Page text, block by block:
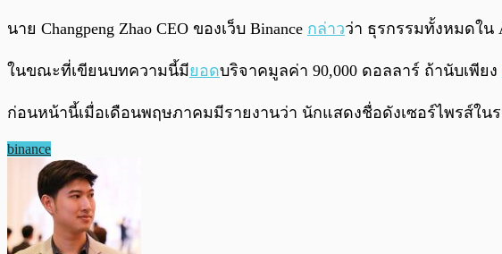
นาย Changpeng Zhao CEO ของเว็บ Binance กล่าวว่า ธุรกรรมทั้งหมดใน
ในขณะที่เขียนบทความนี้มียอดบริจาคมูลค่า 90,000 ดอลลาร์ ถ้านับเพียง
ก่อนหน้านี้เมื่อเดือนพฤษภาคมมีรายงานว่า นักแสดงชื่อดังเซอร์ไพรส์ในร
binance